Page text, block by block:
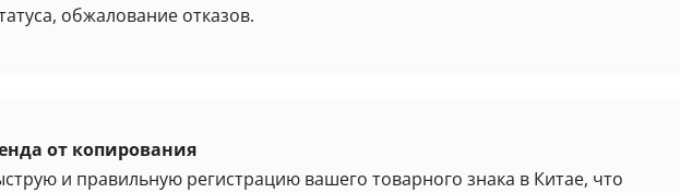
обжалование отказов.
от копирования
и правильную регистрацию вашего товарного знака в Китае, что